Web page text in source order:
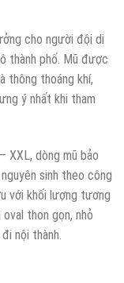
cho người đội di
thành phố. Mũ được
thông thoáng khí,
ý nhất khi tham
XXL, dòng mũ bảo
sinh theo công
với khối lượng tương
thon gọn, nhỏ
nội thành.